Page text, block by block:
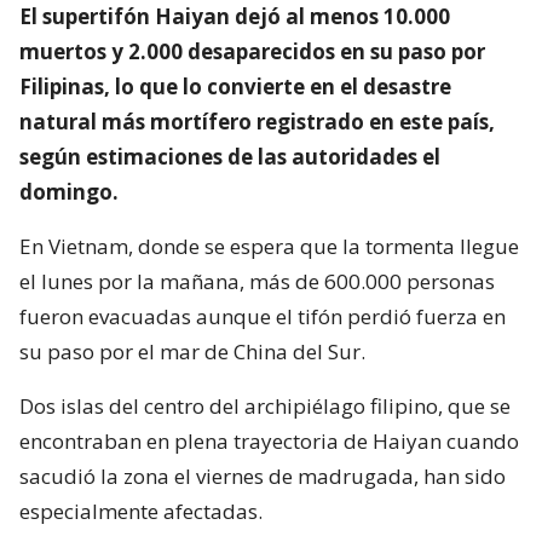
El supertifón Haiyan dejó al menos 10.000
muertos y 2.000 desaparecidos en su paso por
Filipinas, lo que lo convierte en el desastre
natural más mortífero registrado en este país,
según estimaciones de las autoridades el
domingo.
En Vietnam, donde se espera que la tormenta llegue
el lunes por la mañana, más de 600.000 personas
fueron evacuadas aunque el tifón perdió fuerza en
su paso por el mar de China del Sur.
Dos islas del centro del archipiélago filipino, que se
encontraban en plena trayectoria de Haiyan cuando
sacudió la zona el viernes de madrugada, han sido
especialmente afectadas.